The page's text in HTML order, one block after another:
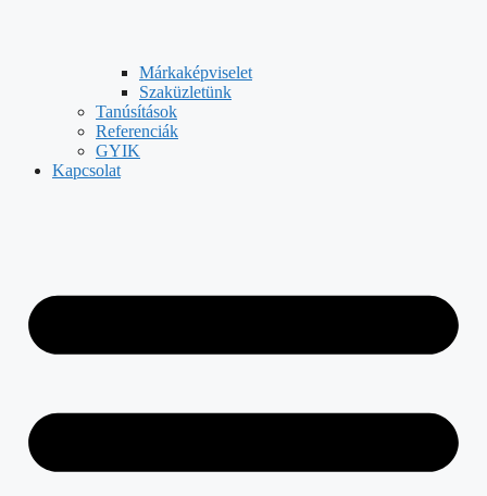
Márkaképviselet
Szaküzletünk
Tanúsítások
Referenciák
GYIK
Kapcsolat